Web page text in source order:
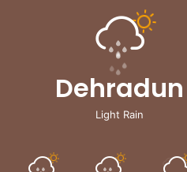
Dehradun
Light Rain